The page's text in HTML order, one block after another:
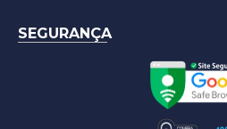
SEGURANÇA